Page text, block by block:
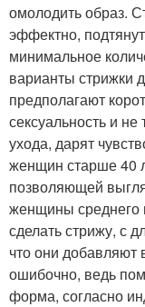
омолодить образ.
эффектно,
минимальное
варианты стрижки
предполагают
сексуальность и
ухода, дарят
женщин старше 40
позволяющей
женщины среднего
сделать стрижу, с
что они добавляют
ошибочно, ведь
форма, согласно